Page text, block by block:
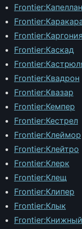
Frontier:Капеллан
Frontier:Каргония
Frontier:Каскад
Frontier:Квадрон
Frontier:Квазар
Frontier:Кемпер
Frontier:Кестрел
Frontier:Клеймор
Frontier:Клейтро
Frontier:Клерк
Frontier:Клещ
Frontier:Клипер
Frontier:Клык